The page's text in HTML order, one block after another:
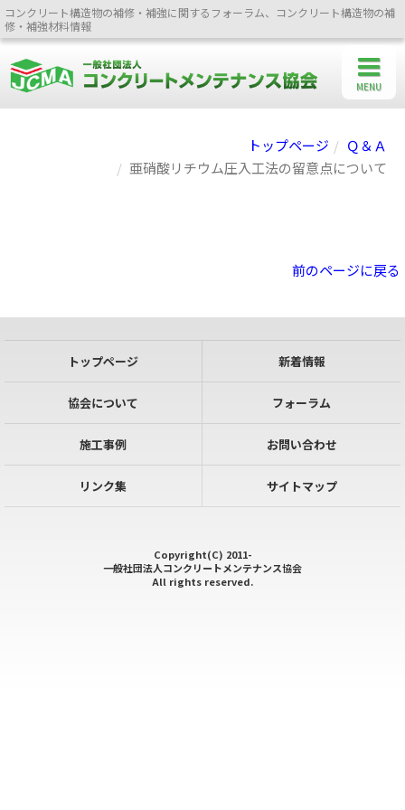
コンクリート構造物の補修・補強に関するフォーラム、コンクリート構造物の補
修・補強材料情報
トップページ
Ｑ＆Ａ
亜硝酸リチウム圧入工法の留意点について
前のページに戻る
トップページ 新着情報
協会について フォーラム
施工事例 お問い合わせ
リンク集 サイトマップ
Copyright(C) 2011-
一般社団法人コンクリートメンテナンス協会
All rights reserved.
MENU